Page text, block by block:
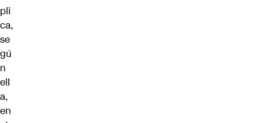
pli
ca,
se
gú
n
ell
a,
en